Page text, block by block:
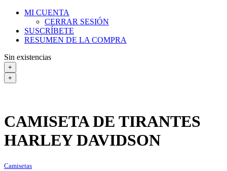
MI CUENTA
CERRAR SESIÓN
SUSCRÍBETE
RESUMEN DE LA COMPRA
Sin existencias
+
+
CAMISETA DE TIRANTES
HARLEY DAVIDSON
Camisetas